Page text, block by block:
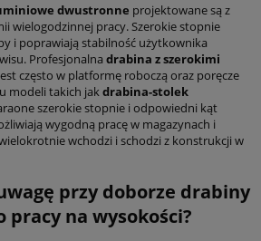
dwustronne projektowane są z
wielogodzinnej pracy. Szerokie stopnie
i poprawiają stabilność użytkownika
Profesjonalna drabina z szerokimi
często w platformę roboczą oraz poręcze
modeli takich jak drabina-stolek
szerokie stopnie i odpowiedni kąt
wygodną pracę w magazynach i
wchodzi i schodzi z konstrukcji w
przy doborze drabiny
na wysokości?